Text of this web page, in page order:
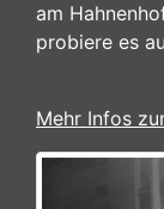
am
probiere es
Mehr Infos